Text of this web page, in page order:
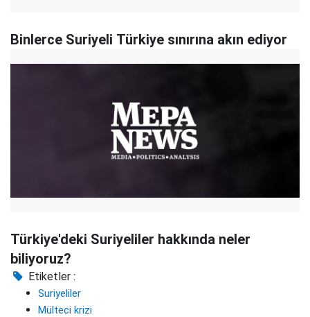
Binlerce Suriyeli Türkiye sınırına akın ediyor
Türkiye'deki Suriyeliler hakkında neler
biliyoruz?
Etiketler :
Suriyeliler
Mülteci krizi